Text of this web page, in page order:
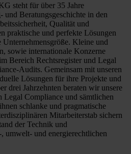
steht für über 35 Jahre
und Beratungsgeschichte in den
Qualität und
praktische und perfekte Lösungen
Kleine und
sowie internationale Konzerne
Bereich Rechtsregister und Legal
Audits. Gemeinsam mit unseren
Lösungen für ihre Projekte und
drei Jahrzehnten beraten wir unsere
Legal Compliance und sämtlichen
schlanke und pragmatische
Mitarbeiterstab sichern
der Technik und
umwelt- und energierechtlichen